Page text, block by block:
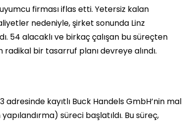
firması iflas etti. Yetersiz kalan
nedeniyle, şirket sonunda Linz
54 alacaklı ve birkaç çalışan bu süreçten
bir tasarruf planı devreye alındı.
kayıtlı Buck Handels GmbH’nin mal
süreci başlatıldı. Bu süreç,